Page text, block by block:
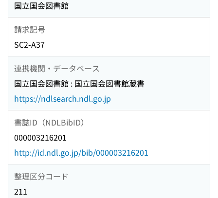
国立国会図書館
請求記号
SC2-A37
連携機関・データベース
国立国会図書館 : 国立国会図書館蔵書
https://ndlsearch.ndl.go.jp
書誌ID（NDLBibID）
000003216201
http://id.ndl.go.jp/bib/000003216201
整理区分コード
211